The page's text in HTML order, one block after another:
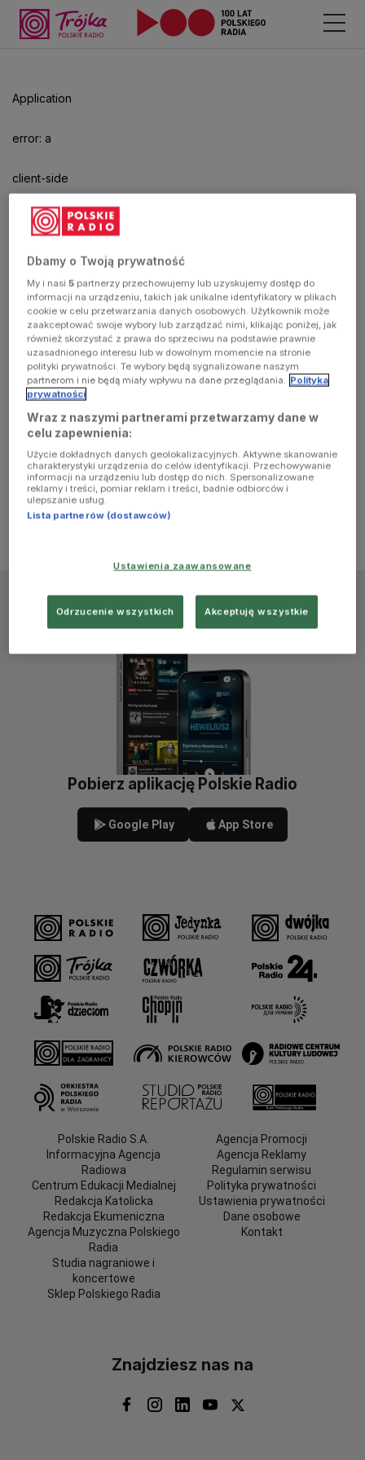
Application
error: a
client-side
exception
has
occurred
(see the
browser
console for
more
information)
aby
odtwarzać.
Pobierz aplikację Polskie Radio
Google Play App Store
Polskie Radio S.A.
Informacyjna Agencja
Radiowa
Centrum Edukacji Medialnej
Redakcja Katolicka
Redakcja Ekumeniczna
Agencja Muzyczna Polskiego
Radia
Studia nagraniowe i
koncertowe
Sklep Polskiego Radia
Agencja Promocji
Agencja Reklamy
Regulamin serwisu
Polityka prywatności
Ustawienia prywatności
Dane osobowe
Kontakt
Znajdziesz nas na
Dbamy o Twoją prywatność
My i nasi5 partnerzy przechowujemy lub uzyskujemy dostęp do
informacji na urządzeniu, takich jak unikalne identyfikatory w plikach
cookie w celu przetwarzania danych osobowych. Użytkownik może
zaakceptować swoje wybory lub zarządzać nimi, klikając poniżej, jak
również skorzystać z prawa do sprzeciwu na podstawie prawnie
uzasadnionego interesu lub w dowolnym momencie na stronie
polityki prywatności. Te wybory będą sygnalizowane naszym
partnerom i nie będą miały wpływu na dane przeglądania. Polityka
prywatności
Wraz z naszymi partnerami przetwarzamy dane w
celu zapewnienia:
Użycie dokładnych danych geolokalizacyjnych. Aktywne skanowanie
charakterystyki urządzenia do celów identyfikacji. Przechowywanie
informacji na urządzeniu lub dostęp do nich. Spersonalizowane
reklamy i treści, pomiar reklam i treści, badnie odbiorców i
ulepszanie usług.
Lista partnerów (dostawców)
Ustawienia zaawansowane
Odrzucenie wszystkich Akceptuję wszystkie